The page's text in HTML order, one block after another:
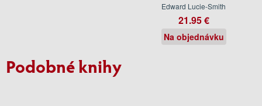
Edward Lucie-Smith
21.95 €
Na objednávku
Podobné knihy